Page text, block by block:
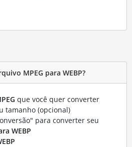
MPEG para WEBP?
que você quer converter
tamanho (opcional)
para converter seu
WEBP